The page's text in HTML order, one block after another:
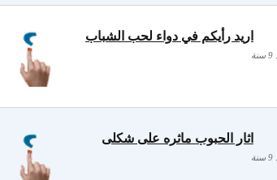
اريد رأيكم في دواء لحب الشباب
اثار الحبوب ماثره على شكلى